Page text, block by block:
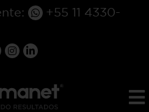
+55 11 4330-